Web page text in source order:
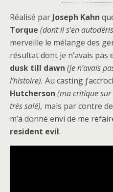
Réalisé par Joseph Kahn
Torque (dont il s’en
merveille le mélange des
résultat dont je n’avais pas
dusk till dawn (je n’avais
l’histoire). Au casting
Hutcherson (ma critique sur
très salé), mais par contre
m’a donné envi de me
resident evil.